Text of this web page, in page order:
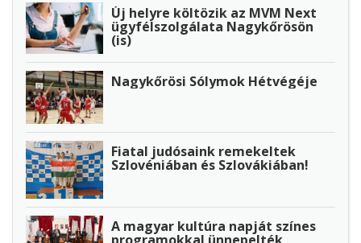
Új helyre költözik az MVM Next
ügyfélszolgálata Nagykőrösön
(is)
Nagykőrösi Sólymok Hétvégéje
Fiatal judósaink remekeltek
Szlovéniában és Szlovákiában!
A magyar kultúra napját színes